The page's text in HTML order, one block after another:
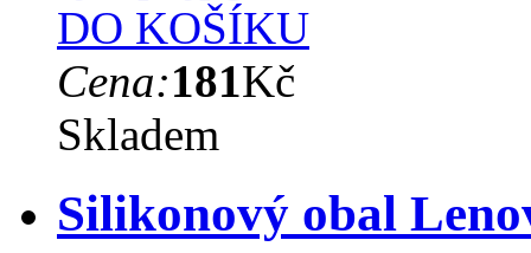
DO KOŠÍKU
Cena:181Kč
Skladem
Silikonový obal